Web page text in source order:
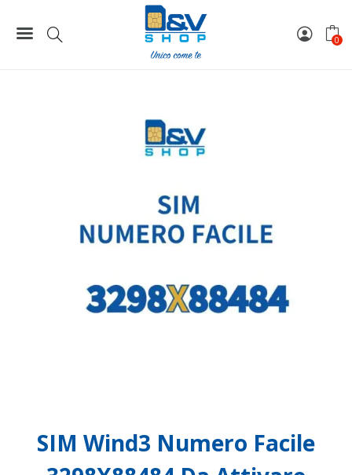
0
SIM Wind3 Numero Facile 3298X88484 Da Attivare
SIM Wind3 Numero Facile